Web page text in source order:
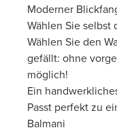
Moderner
Wählen Sie selbst
Wählen Sie den
gefällt: ohne
möglich!
Ein
Passt perfekt zu
Balmani